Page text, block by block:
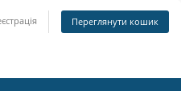
Переглянути кошик